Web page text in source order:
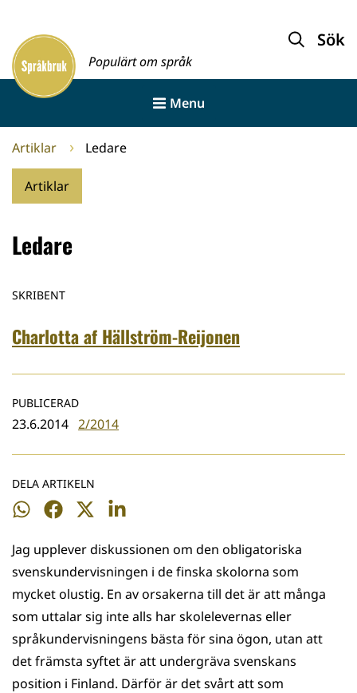
innehållet
Framsida
Populärt om språk
Sök
Menu
Artiklar Ledare
Artiklar
Ledare
SKRIBENT
Charlotta af Hällström-Reijonen
PUBLICERAD
23.6.2014 2/2014
DELA ARTIKELN
Dela
WhatsApp
Dela
Facebook
Dela
Twitter
Dela
LinkedIn
Jag upplever diskussionen om den obligatoriska
svenskundervisningen i de finska skolorna som
mycket olustig. En av orsakerna till det är att många
som uttalar sig inte alls har skolelevernas eller
språkundervisningens bästa för sina ögon, utan att
det främsta syftet är att undergräva svenskans
position i Finland. Därför är det svårt att som